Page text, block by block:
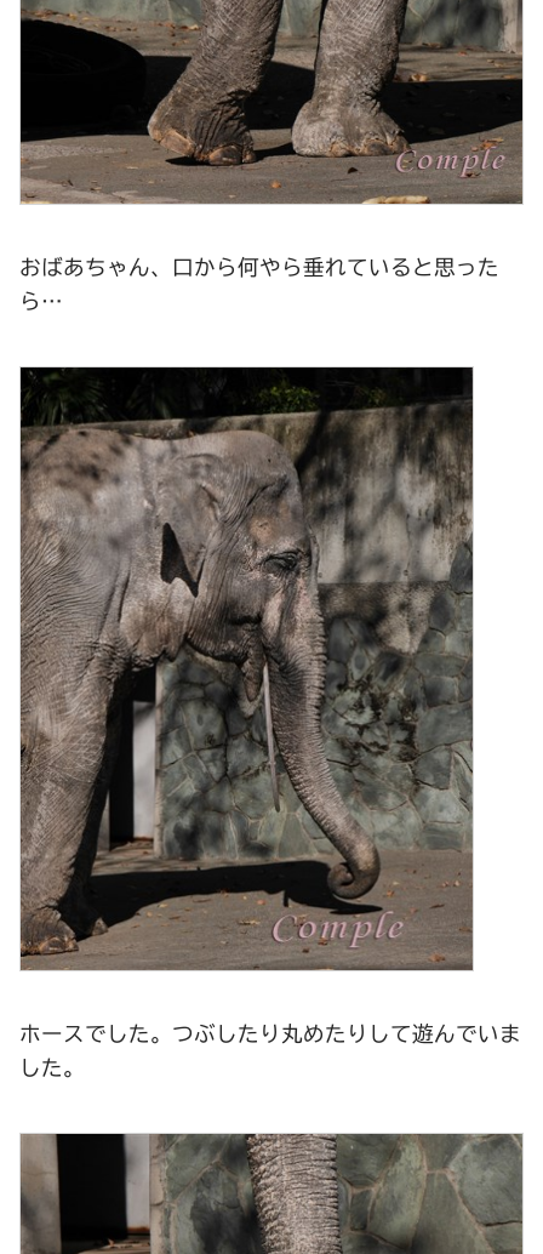
おばあちゃん、口から何やら垂れていると思った
ら…
ホースでした。つぶしたり丸めたりして遊んでいま
した。